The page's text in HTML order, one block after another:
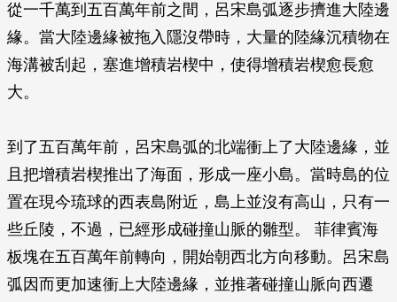
從一千萬到五百萬年前之間，呂宋島弧逐步擠進大陸邊
緣。當大陸邊緣被拖入隱沒帶時，大量的陸緣沉積物在
海溝被刮起，塞進增積岩楔中，使得增積岩楔愈長愈
大。
到了五百萬年前，呂宋島弧的北端衝上了大陸邊緣，並
且把增積岩楔推出了海面，形成一座小島。當時島的位
置在現今琉球的西表島附近，島上並沒有高山，只有一
些丘陵，不過，已經形成碰撞山脈的雛型。 菲律賓海
板塊在五百萬年前轉向，開始朝西北方向移動。呂宋島
弧因而更加速衝上大陸邊緣，並推著碰撞山脈向西遷